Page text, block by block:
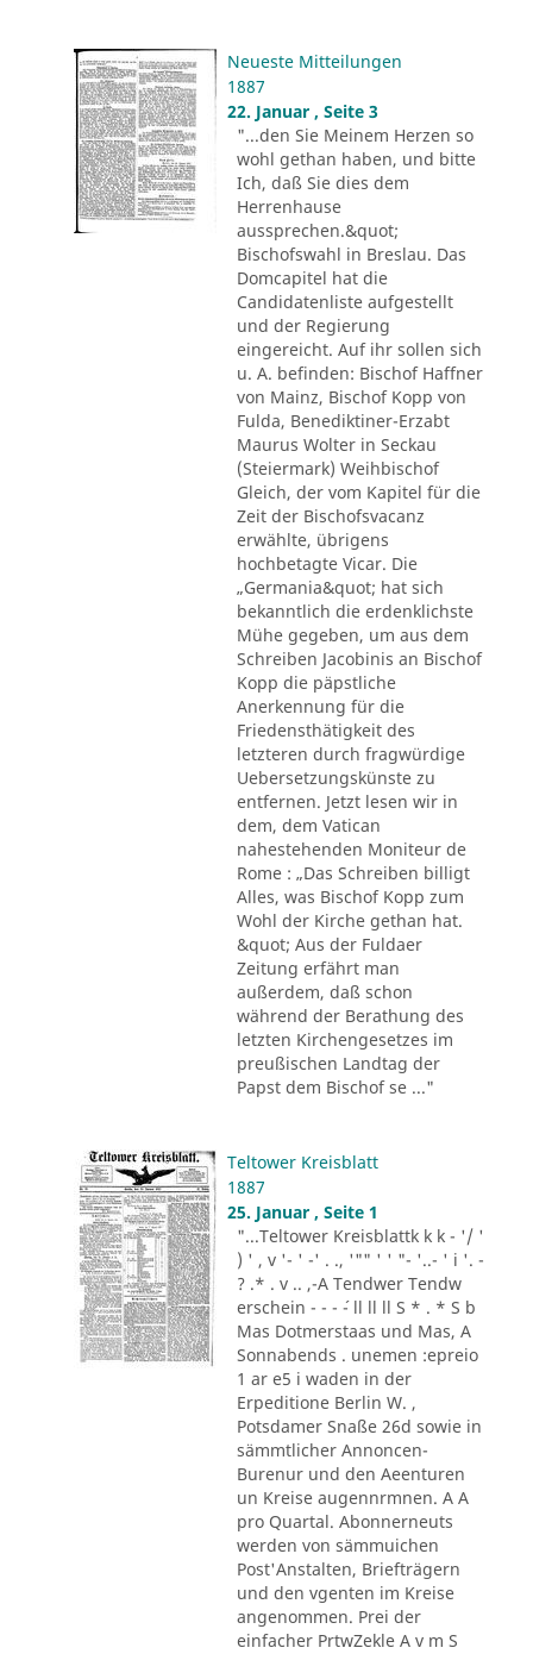
Neueste Mitteilungen
1887
22. Januar , Seite 3
"...den Sie Meinem Herzen so
wohl gethan haben, und bitte
Ich, daß Sie dies dem
Herrenhause
aussprechen.&quot;
Bischofswahl in Breslau. Das
Domcapitel hat die
Candidatenliste aufgestellt
und der Regierung
eingereicht. Auf ihr sollen sich
u. A. befinden: Bischof Haffner
von Mainz, Bischof Kopp von
Fulda, Benediktiner-Erzabt
Maurus Wolter in Seckau
(Steiermark) Weihbischof
Gleich, der vom Kapitel für die
Zeit der Bischofsvacanz
erwählte, übrigens
hochbetagte Vicar. Die
„Germania&quot; hat sich
bekanntlich die erdenklichste
Mühe gegeben, um aus dem
Schreiben Jacobinis an Bischof
Kopp die päpstliche
Anerkennung für die
Friedensthätigkeit des
letzteren durch fragwürdige
Uebersetzungskünste zu
entfernen. Jetzt lesen wir in
dem, dem Vatican
nahestehenden Moniteur de
Rome : „Das Schreiben billigt
Alles, was Bischof Kopp zum
Wohl der Kirche gethan hat.
&quot; Aus der Fuldaer
Zeitung erfährt man
außerdem, daß schon
während der Berathung des
letzten Kirchengesetzes im
preußischen Landtag der
Papst dem Bischof se ..."
Teltower Kreisblatt
1887
25. Januar , Seite 1
"...Teltower Kreisblattk k k - '/ '
) ' , v '- ' -' . ., '"" ' ' "- '..- ' i '. -
? .* . v .. ,-A Tendwer Tendw
erschein - - - ´- ll ll ll S * . * S b
Mas Dotmerstaas und Mas, A
Sonnabends . unemen :epreio
1 ar e5 i waden in der
Erpeditione Berlin W. ,
Potsdamer Snaße 26d sowie in
sämmtlicher Annoncen-
Burenur und den Aeenturen
un Kreise augennrmnen. A A
pro Quartal. Abonnerneuts
werden von sämmuichen
Post'Anstalten, Briefträgern
und den vgenten im Kreise
angenommen. Prei der
einfacher PrtwZekle A v m S